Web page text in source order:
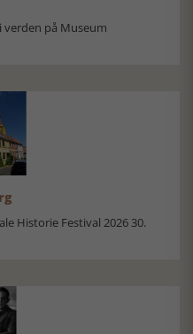
verden på Museum
Historie Festival 2026 30.